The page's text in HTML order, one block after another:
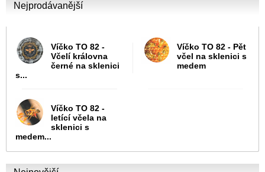
Nejprodávanější
Víčko TO 82 -
Včelí královna
černé na sklenici
s...
Víčko TO 82 - Pět
včel na sklenici s
medem
Víčko TO 82 -
letící včela na
sklenici s
medem...